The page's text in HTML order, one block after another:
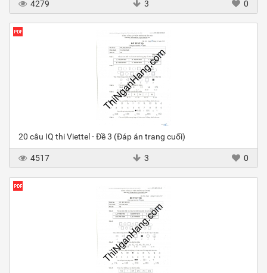
4279 3 0
20 câu IQ thi Viettel - Đề 3 (Đáp án trang cuối)
4517 3 0